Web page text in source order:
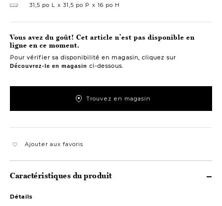
31,5 po L 31,5 po P 16 po H
Vous avez du goût! Cet article n’est pas disponible en
ligne en ce moment.
Pour vérifier sa disponibilité en magasin, cliquez sur
Découvrez-le en magasin ci-dessous.
Trouvez en magasin
Ajouter aux favoris
Caractéristiques du produit
Détails